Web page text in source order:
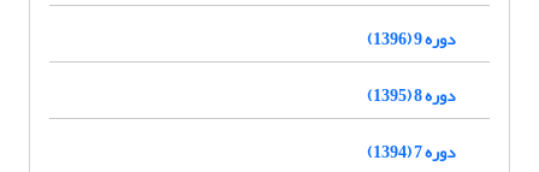
دوره 9 (1396)
دوره 8 (1395)
دوره 7 (1394)